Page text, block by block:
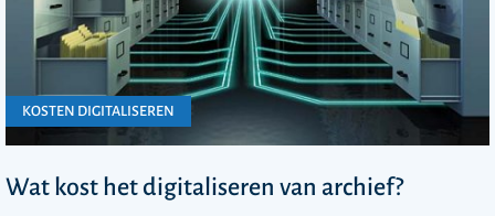
KOSTEN DIGITALISEREN
Wat kost het digitaliseren van archief?